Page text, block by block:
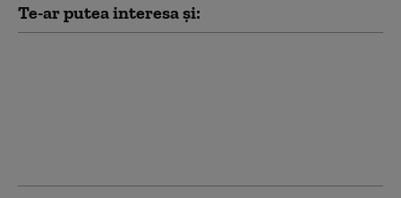
Te-ar putea interesa și: